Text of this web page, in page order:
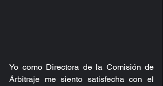
Yo como Directora de la Comisión de
Árbitraje me siento satisfecha con el